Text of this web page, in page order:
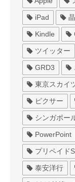
iPad
Kindle
ツイッター
GRD3
東京スカイ
ピクサー
シンガポー
PowerPoint
プリペイド
泰安洋行